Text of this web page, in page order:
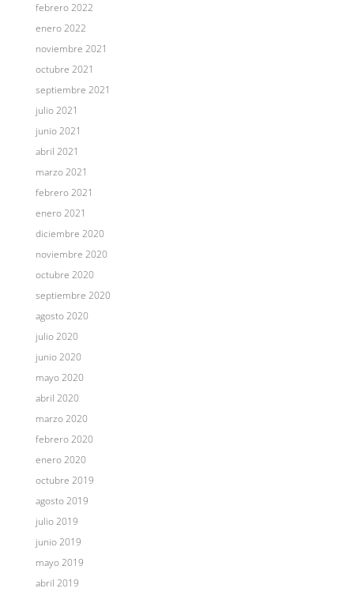
febrero 2022
enero 2022
noviembre 2021
octubre 2021
septiembre 2021
julio 2021
junio 2021
abril 2021
marzo 2021
febrero 2021
enero 2021
diciembre 2020
noviembre 2020
octubre 2020
septiembre 2020
agosto 2020
julio 2020
junio 2020
mayo 2020
abril 2020
marzo 2020
febrero 2020
enero 2020
octubre 2019
agosto 2019
julio 2019
junio 2019
mayo 2019
abril 2019